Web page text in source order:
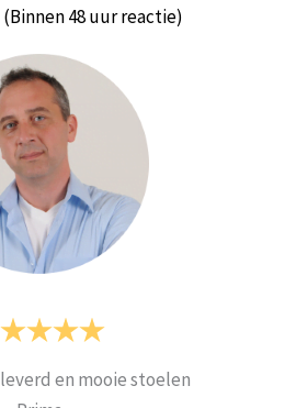
48 uur reactie)
en mooie stoelen